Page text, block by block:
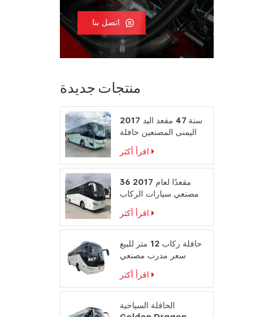
اتصل بنا
منتجات جديدة
2017 سنة 47 مقعد اليد
اليمنى المصنعين حافلة
محرك الديزل
اقرأ أكثر
36 مقعدًا لعام 2017
مصنعي سيارات الركاب
على المقود الأيمن
اقرأ أكثر
حافلة ركاب 12 متر للبيع
سعر مدرب مصنعي
حافلات السفر
اقرأ أكثر
الحافلة السياحية